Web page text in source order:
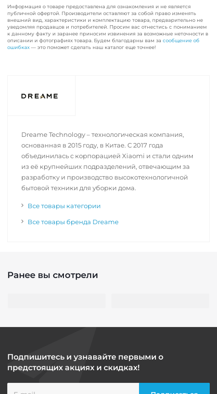
Информация о товаре предоставлена для ознакомления и не является
публичной офертой. Производители оставляют за собой право изменять
внешний вид, характеристики и комплектацию товара, предварительно не
уведомляя продавцов и потребителей. Просим вас отнестись с пониманием
к данному факту и заранее приносим извинения за возможные неточности в
описании и фотографиях товара. Будем благодарны вам за сообщение об
ошибках — это поможет сделать наш каталог еще точнее!
Dreame Technology – технологическая компания,
основанная в 2015 году, в Китае. С 2017 года
объединилась с корпорацией Xiaomi и стали одним
из её крупнейших подразделений, отвечающим за
разработку и производство высокотехнологичной
бытовой техники для уборки дома.
Все товары категории
Все товары бренда Dreame
Ранее вы смотрели
Подпишитесь и узнавайте первыми о
предстоящих акциях и скидках!